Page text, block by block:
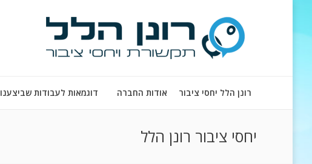
רונן הלל יחסי ציבור אודות החברה דוגמאות לעבודות שביצענו
יחסי ציבור רונן הלל